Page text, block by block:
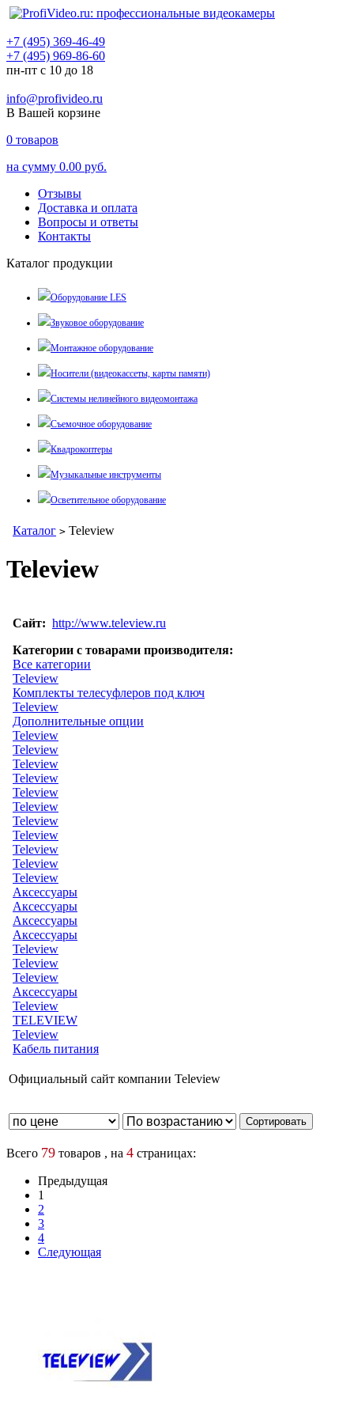
+7 (495) 369-46-49
+7 (495) 969-86-60
пн-пт с 10 до 18
info@profivideo.ru
В Вашей корзине
0 товаров
на сумму 0.00 руб.
Отзывы
Доставка и оплата
Вопросы и ответы
Контакты
Каталог продукции
Оборудование LES
Звуковое оборудование
Монтажное оборудование
Носители (видеокассеты, карты памяти)
Системы нелинейного видеомонтажа
Съемочное оборудование
Квадрокоптеры
Музыкальные инструменты
Осветительное оборудование
Каталог > Teleview
Teleview
Сайт: http://www.teleview.ru
Категории с товарами производителя:
Все категории
Teleview
Комплекты телесуфлеров под ключ
Teleview
Дополнительные опции
Teleview
Teleview
Teleview
Teleview
Teleview
Teleview
Teleview
Teleview
Teleview
Teleview
Teleview
Аксессуары
Аксессуары
Аксессуары
Аксессуары
Teleview
Teleview
Teleview
Аксессуары
Teleview
TELEVIEW
Teleview
Кабель питания
Официальный сайт компании Teleview
Всего 79 товаров , на 4 страницах:
Предыдущая
1
2
3
4
Следующая